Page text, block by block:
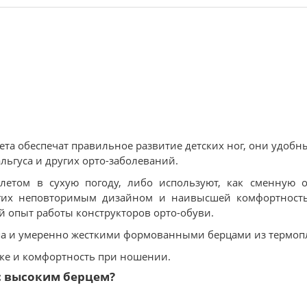
обеспечат правильное развитие детских ног, они
и других орто-заболеваний.
в сухую погоду, либо используют, как сменную
неповторимым дизайном и наивысшей
опыт работы конструкторов орто-обуви.
и умеренно жесткими формованными берцами из
и комфортность при ношении.
высоким берцем?